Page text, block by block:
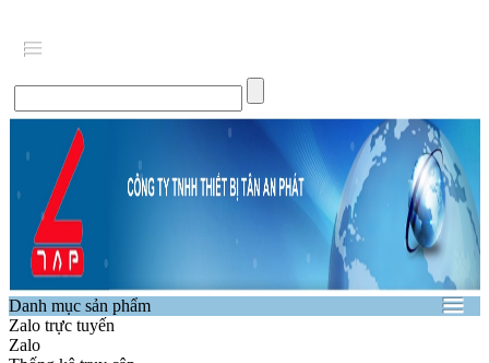
Danh mục sản phẩm
Zalo trực tuyến
Zalo